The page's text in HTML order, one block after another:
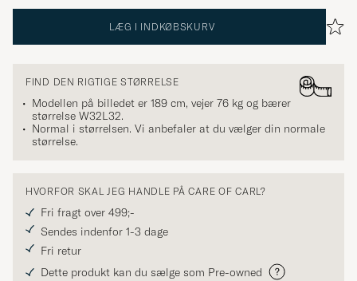
LÆG I INDKØBSKURV
FIND DEN RIGTIGE STØRRELSE
Modellen på billedet er 189 cm, vejer 76 kg og bærer
størrelse W32L32.
Normal i størrelsen. Vi anbefaler at du vælger din normale
størrelse.
HVORFOR SKAL JEG HANDLE PÅ CARE OF CARL?
Fri fragt over 499;-
Sendes indenfor 1-3 dage
Fri retur
Dette produkt kan du sælge som Pre-owned